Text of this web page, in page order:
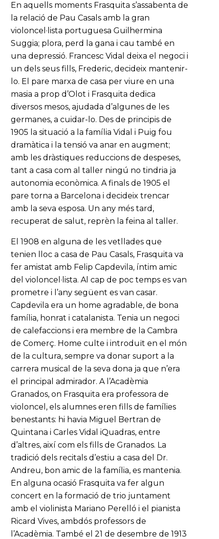
En aquells moments Frasquita s’assabenta de
la relació de Pau Casals amb la gran
violoncel·lista portuguesa Guilhermina
Suggia; plora, perd la gana i cau també en
una depressió. Francesc Vidal deixa el negoci i
un dels seus fills, Frederic, decideix mantenir-
lo. El pare marxa de casa per viure en una
masia a prop d’Olot i Frasquita dedica
diversos mesos, ajudada d’algunes de les
germanes, a cuidar-lo. Des de principis de
1905 la situació a la família Vidal i Puig fou
dramàtica i la tensió va anar en augment;
amb les dràstiques reduccions de despeses,
tant a casa com al taller ningú no tindria ja
autonomia econòmica. A finals de 1905 el
pare torna a Barcelona i decideix trencar
amb la seva esposa. Un any més tard,
recuperat de salut, reprèn la feina al taller.
El 1908 en alguna de les vetllades que
tenien lloc a casa de Pau Casals, Frasquita va
fer amistat amb Felip Capdevila, íntim amic
del violoncel·lista. Al cap de poc temps es van
prometre i l’any següent es van casar.
Capdevila era un home agradable, de bona
família, honrat i catalanista. Tenia un negoci
de calefaccions i era membre de la Cambra
de Comerç. Home culte i introduït en el món
de la cultura, sempre va donar suport a la
carrera musical de la seva dona ja que n’era
el principal admirador. A l’Acadèmia
Granados, on Frasquita era professora de
violoncel, els alumnes eren fills de famílies
benestants: hi havia Miguel Bertran de
Quintana i Carles Vidal iQuadras, entre
d’altres, així com els fills de Granados. La
tradició dels recitals d’estiu a casa del Dr.
Andreu, bon amic de la família, es mantenia.
En alguna ocasió Frasquita va fer algun
concert en la formació de trio juntament
amb el violinista Mariano Perelló i el pianista
Ricard Vives, ambdós professors de
l’Acadèmia. També el 21 de desembre de 1913